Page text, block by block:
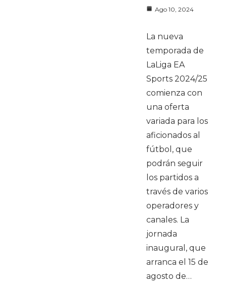
Ago 10, 2024
La nueva
temporada de
LaLiga EA
Sports 2024/25
comienza con
una oferta
variada para los
aficionados al
fútbol, que
podrán seguir
los partidos a
través de varios
operadores y
canales. La
jornada
inaugural, que
arranca el 15 de
agosto de…